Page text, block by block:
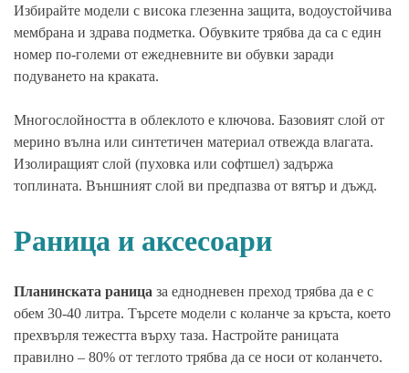
Избирайте модели с висока глезенна защита, водоустойчива
мембрана и здрава подметка. Обувките трябва да са с един
номер по-големи от ежедневните ви обувки заради
подуването на краката.
Многослойността в облеклото е ключова. Базовият слой от
мерино вълна или синтетичен материал отвежда влагата.
Изолиращият слой (пуховка или софтшел) задържа
топлината. Външният слой ви предпазва от вятър и дъжд.
Раница и аксесоари
Планинската раница за еднодневен преход трябва да е с
обем 30-40 литра. Търсете модели с коланчe за кръста, което
прехвърля тежестта върху таза. Настройте раницата
правилно – 80% от теглото трябва да се носи от коланчето.